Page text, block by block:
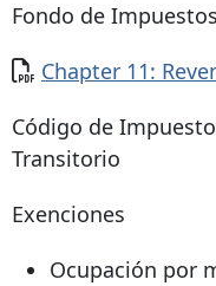
Fondo de
Documento
Chapter 11:
Código de
Transitorio
Exenciones
Ocupación por